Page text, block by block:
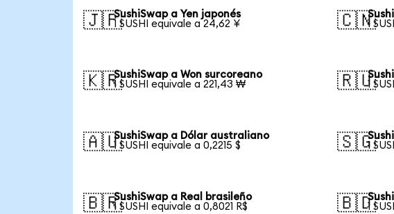
🇯🇵SushiSwap a Yen japonés
1 SUSHI equivale a 24,62 ¥
🇨🇳
1
🇰🇷SushiSwap a Won surcoreano
1 SUSHI equivale a 221,43 ₩
🇷🇺
1
🇦🇺SushiSwap a Dólar australiano
1 SUSHI equivale a 0,2215 $
🇸🇬
1
🇧🇷SushiSwap a Real brasileño
1 SUSHI equivale a 0,8021 R$
🇧🇩
1